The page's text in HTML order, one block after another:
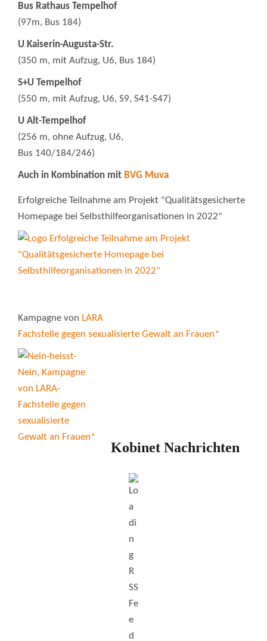
Bus Rathaus Tempelhof
(97m, Bus 184)
U Kaiserin-Augusta-Str.
(350 m, mit Aufzug, U6, Bus 184)
S+U Tempelhof
(550 m, mit Aufzug, U6, S9, S41-S47)
U Alt-Tempelhof
(256 m, ohne Aufzug, U6,
Bus 140/184/246)
Auch in Kombination mit BVG Muva
Erfolgreiche Teilnahme am Projekt "Qualitätsgesicherte
Homepage bei Selbsthilfeorganisationen in 2022"
Kampagne von LARA
Fachstelle gegen sexualisierte Gewalt an Frauen*
Kobinet Nachrichten